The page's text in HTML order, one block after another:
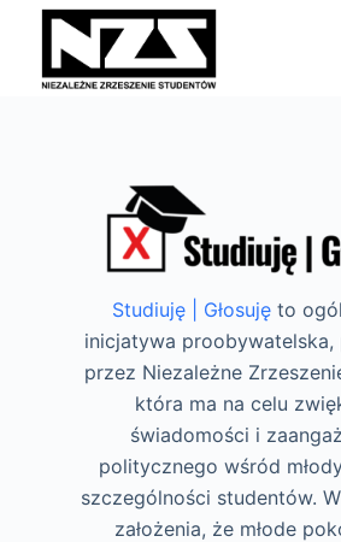
Studiuję | Głosuję to
inicjatywa proobywatelska,
przez Niezależne
która ma na celu
świadomości i
politycznego wśród
szczególności studentów.
założenia, że młode